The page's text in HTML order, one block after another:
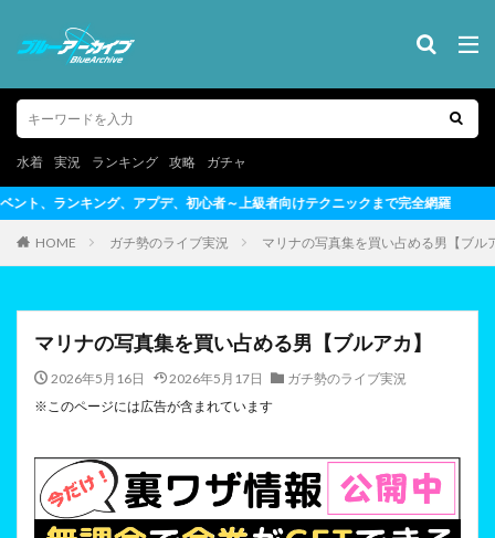
水着 実況 ランキング 攻略 ガチャ
上級者向けテクニックまで完全網羅
HOME ガチ勢のライブ実況 マリナの写真集を買い占める男【ブル
マリナの写真集を買い占める男【ブルアカ】
2026年5月16日 2026年5月17日
ガチ勢のライブ実況
※このページには広告が含まれています